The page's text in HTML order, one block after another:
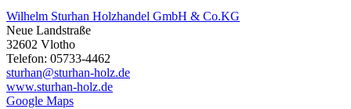
Wilhelm Sturhan Holzhandel GmbH & Co.KG
Neue Landstraße
32602 Vlotho
Telefon: 05733-4462
sturhan@sturhan-holz.de
www.sturhan-holz.de
Google Maps